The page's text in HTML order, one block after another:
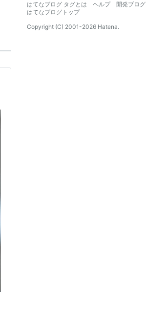
はてなブログ タグとは
ヘルプ
開発ブログ
はてなブログトップ
Copyright (C) 2001-2026 Hatena.